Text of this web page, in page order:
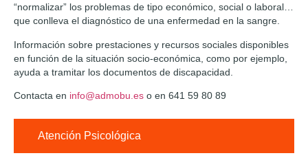
Atención Psicológica
“normalizar” los problemas de tipo económico, social o laboral…
que conlleva el diagnóstico de una enfermedad en la sangre.
Información sobre prestaciones y recursos sociales disponibles
en función de la situación socio-económica, como por ejemplo,
ayuda a tramitar los documentos de discapacidad.
Contacta en info@admobu.es o en 641 59 80 89